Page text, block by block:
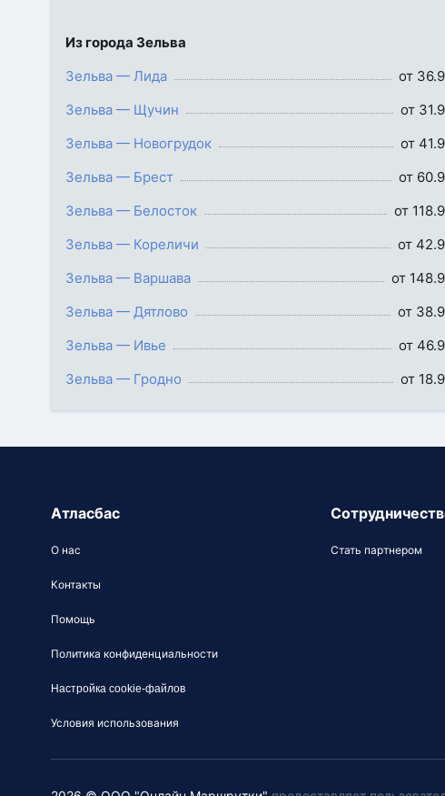
Из города Зельва
Зельва — Лида
от
Зельва — Щучин
от
Зельва — Новогрудок
от
Зельва — Брест
от
Зельва — Белосток
от
Зельва — Кореличи
от
Зельва — Варшава
от
Зельва — Дятлово
от
Зельва — Ивье
от
Зельва — Гродно
от
Атласбас
О нас
Контакты
Помощь
Политика конфиденциальности
Настройка cookie-файлов
Условия использования
Стать партнером